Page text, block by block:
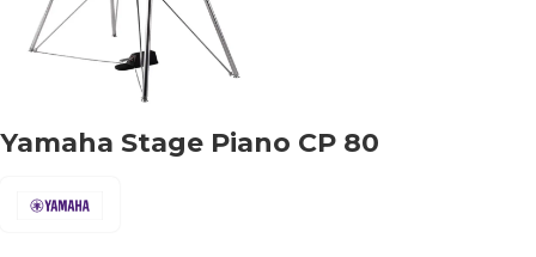
Yamaha Stage Piano CP 80